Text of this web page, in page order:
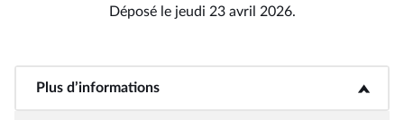
Déposé le jeudi 23 avril 2026.
Plus d’informations<b>Plus d’informations</b>